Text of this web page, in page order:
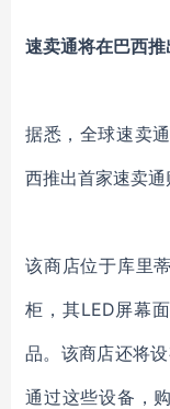
速卖通将在巴西
据悉，全球速卖
西推出首家速卖通
该商店位于库里
柜，其LED屏幕
品。该商店还将
通过这些设备，